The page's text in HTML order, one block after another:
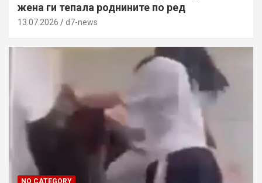
жена ги тепала роднините по ред
13.07.2026 d7-news